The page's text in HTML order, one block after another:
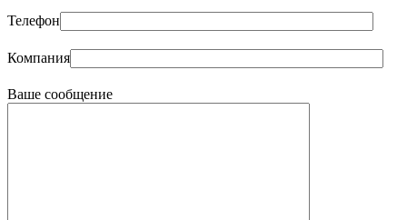
Телефон
Компания
Ваше сообщение